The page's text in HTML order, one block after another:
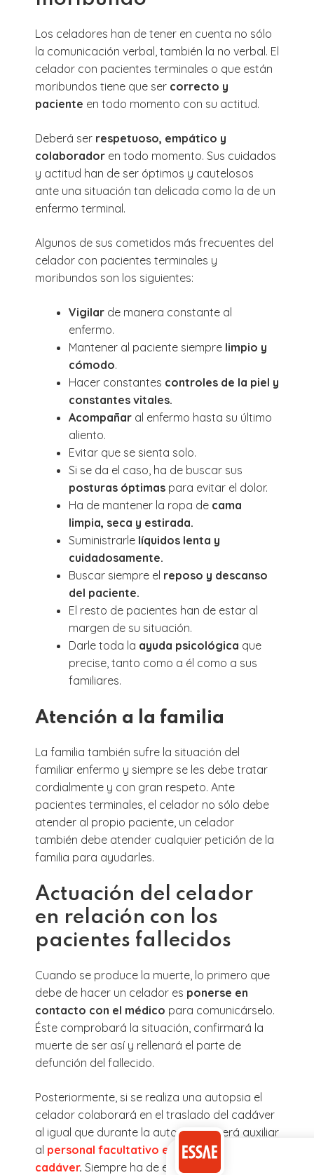
Los celadores han de tener en cuenta no sólo
la comunicación verbal, también la no verbal. El
celador con pacientes terminales o que están
moribundos tiene que ser correcto y
paciente en todo momento con su actitud.
Deberá ser respetuoso, empático y
colaborador en todo momento. Sus cuidados
y actitud han de ser óptimos y cautelosos
ante una situación tan delicada como la de un
enfermo terminal.
Algunos de sus cometidos más frecuentes del
celador con pacientes terminales y
moribundos son los siguientes:
Vigilar de manera constante al
enfermo.
Mantener al paciente siempre limpio y
cómodo.
Hacer constantes controles de la piel y
constantes vitales.
Acompañar al enfermo hasta su último
aliento.
Evitar que se sienta solo.
Si se da el caso, ha de buscar sus
posturas óptimas para evitar el dolor.
Ha de mantener la ropa de cama
limpia, seca y estirada.
Suministrarle líquidos lenta y
cuidadosamente.
Buscar siempre el reposo y descanso
del paciente.
El resto de pacientes han de estar al
margen de su situación.
Darle toda la ayuda psicológica que
precise, tanto como a él como a sus
familiares.
Atención a la familia
La familia también sufre la situación del
familiar enfermo y siempre se les debe tratar
cordialmente y con gran respeto. Ante
pacientes terminales, el celador no sólo debe
atender al propio paciente, un celador
también debe atender cualquier petición de la
familia para ayudarles.
Actuación del celador
en relación con los
pacientes fallecidos
Cuando se produce la muerte, lo primero que
debe de hacer un celador es ponerse en
contacto con el médico para comunicárselo.
Éste comprobará la situación, confirmará la
muerte de ser así y rellenará el parte de
defunción del fallecido.
Posteriormente, si se realiza una autopsia el
celador colaborará en el traslado del cadáver
al igual que durante la autopsia deberá auxiliar
al personal facultativo en el manejo del
cadáver. Siempre ha de estar dispuesto a